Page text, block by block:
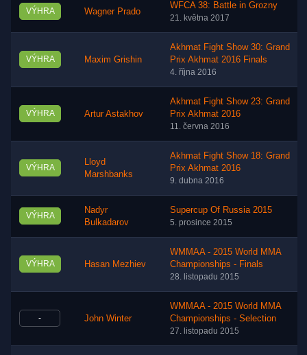
VÝHRA Wagner Prado
WFCA 38: Battle in Grozny
21. května 2017
VÝHRA Maxim Grishin
Akhmat Fight Show 30: Grand
Prix Akhmat 2016 Finals
4. října 2016
VÝHRA Artur Astakhov
Akhmat Fight Show 23: Grand
Prix Akhmat 2016
11. června 2016
VÝHRA
Lloyd
Marshbanks
Akhmat Fight Show 18: Grand
Prix Akhmat 2016
9. dubna 2016
VÝHRA
Nadyr
Bulkadarov
Supercup Of Russia 2015
5. prosince 2015
VÝHRA Hasan Mezhiev
WMMAA - 2015 World MMA
Championships - Finals
28. listopadu 2015
- John Winter
WMMAA - 2015 World MMA
Championships - Selection
27. listopadu 2015